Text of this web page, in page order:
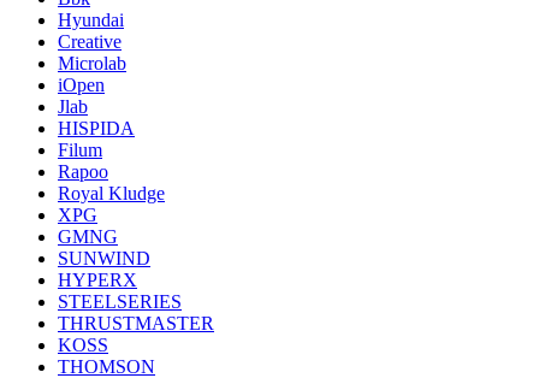
Hyundai
Creative
Microlab
iOpen
Jlab
HISPIDA
Filum
Rapoo
Royal Kludge
XPG
GMNG
SUNWIND
HYPERX
STEELSERIES
THRUSTMASTER
KOSS
THOMSON